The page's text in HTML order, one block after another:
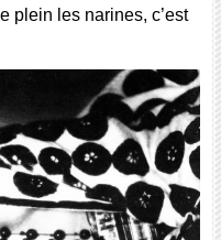
plein les narines, c’est